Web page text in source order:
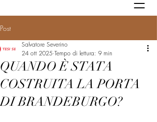
Post
QUANDO È STATA
COSTRUITA LA PORTA
DI BRANDEBURGO?
Salvatore Severino
24 ott 2025 Tempo di lettura: 9 min